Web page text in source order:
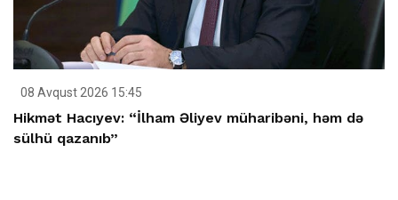
08 Avqust 2026 15:45
Hikmət Hacıyev: “İlham Əliyev müharibəni, həm də
sülhü qazanıb”